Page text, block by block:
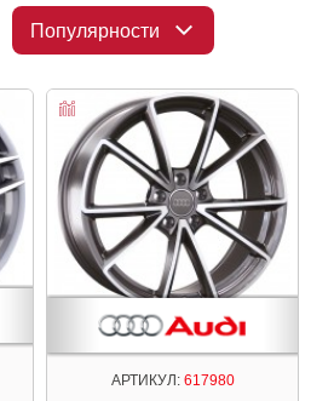
Популярности
АРТИКУЛ:617980